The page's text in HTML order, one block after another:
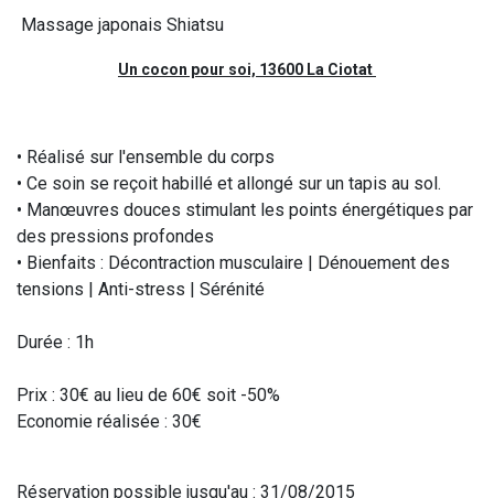
Massage japonais Shiatsu
Un cocon pour soi, 13600 La Ciotat
• Réalisé sur l'ensemble du corps
• Ce soin se reçoit habillé et allongé sur un tapis au sol.
• Manœuvres douces stimulant les points énergétiques par
des pressions profondes
• Bienfaits : Décontraction musculaire | Dénouement des
tensions | Anti-stress | Sérénité
Durée : 1h
Prix : 30€ au lieu de 60€ soit -50%
Economie réalisée : 30€
Réservation possible jusqu'au : 31/08/2015